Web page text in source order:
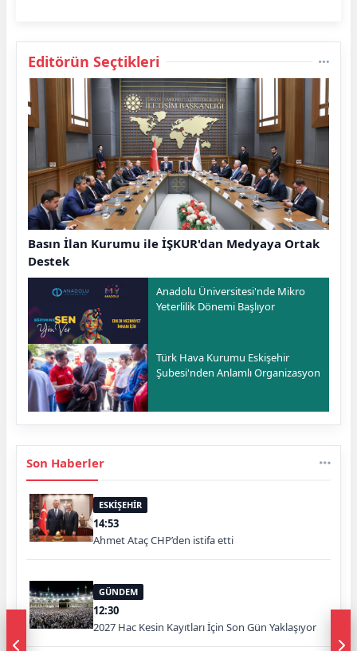
Editörün Seçtikleri
Basın İlan Kurumu ile İŞKUR'dan Medyaya Ortak
Destek
Anadolu Üniversitesi'nde Mikro
Yeterlilik Dönemi Başlıyor
Türk Hava Kurumu Eskişehir
Şubesi'nden Anlamlı Organizasyon
Son Haberler
ESKİŞEHİR
14:53
Ahmet Ataç CHP’den istifa etti
GÜNDEM
12:30
2027 Hac Kesin Kayıtları İçin Son Gün Yaklaşıyor